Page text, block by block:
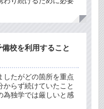
校を利用すること
したがどの箇所を重点
からず続けていたこと
為独学では厳しいと感